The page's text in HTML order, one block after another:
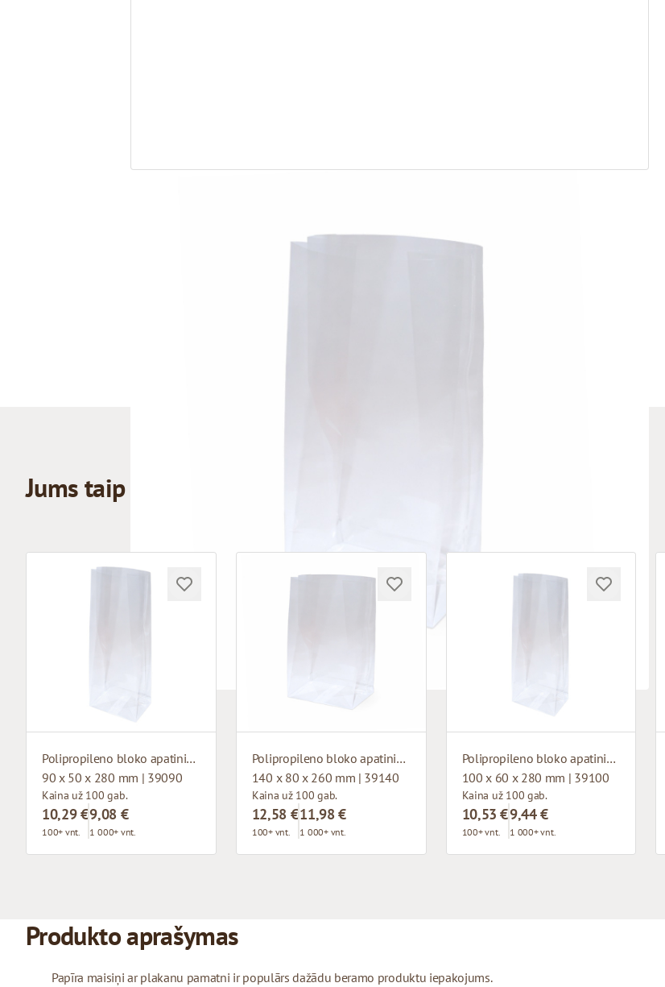
Jums taip pat gali patikti
Polipropileno bloko apatinis maišelis
90 x 50 x 280 mm | 39090
Kaina už 100 gab.
10,29 €
100+ vnt.
9,08 €
1 000+ vnt.
Polipropileno bloko apatinis maišelis
140 x 80 x 260 mm | 39140
Kaina už 100 gab.
12,58 €
100+ vnt.
11,98 €
1 000+ vnt.
Polipropileno bloko apatinis maišelis
100 x 60 x 280 mm | 39100
Kaina už 100 gab.
10,53 €
100+ vnt.
9,44 €
1 000+ vnt.
Produkto aprašymas
Papīra maisiņi ar plakanu pamatni ir populārs dažādu beramo produktu iepakojums.